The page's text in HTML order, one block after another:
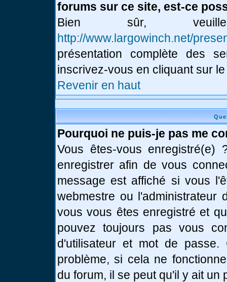
forums sur ce site, est-ce
Bien sûr,
http://www.largowinch.net/
présentation complète des
inscrivez-vous en cliquant sur
Revenir en haut
Pourquoi ne puis-je pas me
Vous êtes-vous enregistré(e)
enregistrer afin de vous
message est affiché si vous
webmestre ou l'administrateur
vous vous êtes enregistré et
pouvez toujours pas vous
d'utilisateur et mot de
problème, si cela ne
du forum, il se peut qu'il y ait un